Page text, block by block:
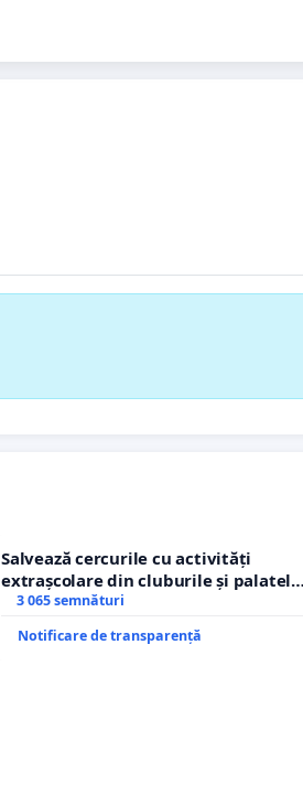
Salvează cercurile cu activități
extrașcolare din cluburile și palatele
copiilor
3 065 semnături
Notificare de transparență